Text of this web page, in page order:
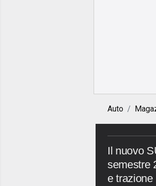
Auto
Il nuovo
semestre
e trazione